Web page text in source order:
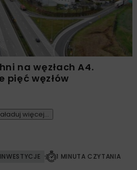
na węzłach A4.
pięć węzłów
więcej...
INWESTYCJE 1 MINUTA CZYTANIA